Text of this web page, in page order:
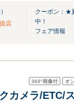
店
クーポン：★
中！
フェア情報
360°画像付 オ
カメラ/ETC/